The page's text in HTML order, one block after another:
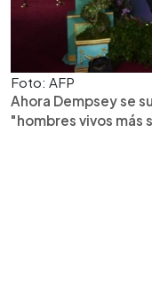
Foto: AFP
Ahora Dempsey se
"hombres vivos más